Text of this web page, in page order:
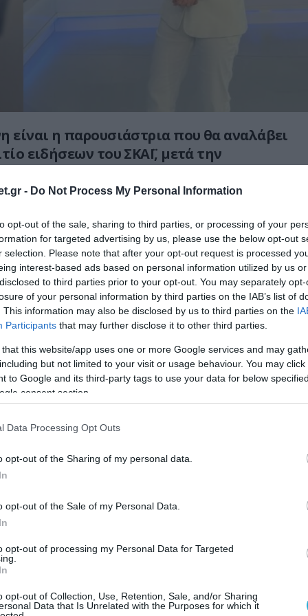
- Do Not Process My Personal Information
opt-out of the sale, sharing to third parties, or processing of your
for targeted advertising by us, please use the below opt-out
selection. Please note that after your opt-out request is processed
interest-based ads based on personal information utilized by us
to third parties prior to your opt-out. You may separately
of your personal information by third parties on the IAB’s list of
This information may also be disclosed by us to third parties on the
Participants that may further disclose it to other third parties.
that this website/app uses one or more Google services and may
but not limited to your visit or usage behaviour. You may
to Google and its third-party tags to use your data for below
consent section.
Data Processing Opt Outs
opt-out of the Sharing of my personal data.
opt-out of the Sale of my Personal Data.
opt-out of processing my Personal Data for Targeted
opt-out of Collection, Use, Retention, Sale, and/or Sharing
Data that Is Unrelated with the Purposes for which it
είναι η παρουσιάστρια που θα αναλάβει
ειδήσεων του ΣΚΑΪ, μετά την
τις αλλαγές στη δημοσιογραφική του
διευκρίνισε πως η Χριστίνα Βίδου, η οποία
την παρουσίαση του δελτίου, θα
στο τιμόνι του κεντρικού δελτίου
ΣΚΑΪ
ότι από τη Δευτέρα 1 Ιουνίου 2026
καθημερινού Κεντρικού Δελτίου Ειδήσεων
η Λένα Φλυτζάνη. Με σπουδές στη
του ΣΚΑΪ και τα τελευταία χρόνια
δελτίο ειδήσεων του σταθμού. Στην
Δελτίου Ειδήσεων του
κάθε επιτυχία στα νέα της καθήκοντα».
το τελευταίο της δελτίο στο κανάλι
κλείνοντας τον κύκλο της στον ΣΚΑΪ
«Νιώθω σαν να μου ξεκολλάνε την καρδιά»,
έξω από τα γραφεία του σταθμού, μετά